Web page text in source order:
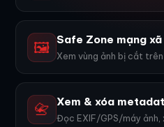
🖼️ Safe Zone mạng xã
📇 Xem & xóa
Đọc EXIF/GPS/máy